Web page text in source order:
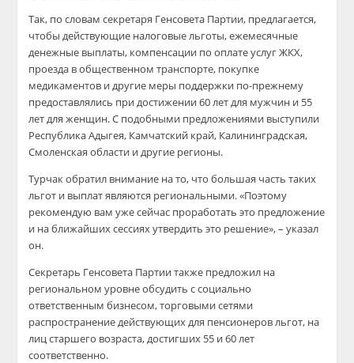
Так, по словам секретаря Генсовета Партии, предлагается,
чтобы действующие налоговые льготы, ежемесячные
денежные выплаты, компенсации по оплате услуг ЖКХ,
проезда в общественном транспорте, покупке
медикаментов и другие меры поддержки по-прежнему
предоставлялись при достижении 60 лет для мужчин и 55
лет для женщин. С подобными предложениями выступили
Республика Адыгея, Камчатский край, Калининградская,
Смоленская области и другие регионы.
Турчак обратил внимание на то, что большая часть таких
льгот и выплат являются региональными. «Поэтому
рекомендую вам уже сейчас проработать это предложение
и на ближайших сессиях утвердить это решение», – указал
он.
Секретарь Генсовета Партии также предложил на
региональном уровне обсудить с социально
ответственным бизнесом, торговыми сетями
распространение действующих для пенсионеров льгот, на
лиц старшего возраста, достигших 55 и 60 лет
соответственно.